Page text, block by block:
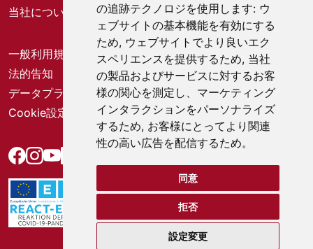
の追跡テクノロジを使用します: ウ
ェブサイトの基本機能を有効にする
ため, ウェブサイトでより良いエク
スペリエンスを提供するため, 当社
の製品およびサービスに対するお客
様の関心を測定し、マーケティング
インタラクションをパーソナライズ
するため, お客様にとってより関連
性の高い広告を配信するため。
同意
拒否
設定変更
当社について
一般利用規約
法的告知
データプライバシー
Cookie設定